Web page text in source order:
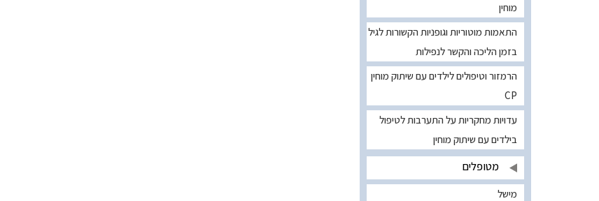
מוחין
התאמות מוטוריות וגופניות הקשורות לגיל
בזמן הליכה והקשר לנפילות
הרמזור וטיפולים לילדים עם שיתוק מוחין
CP
עדויות מחקריות על התערבות לטיפול
בילדים עם שיתוק מוחין
מטופלים
מישל